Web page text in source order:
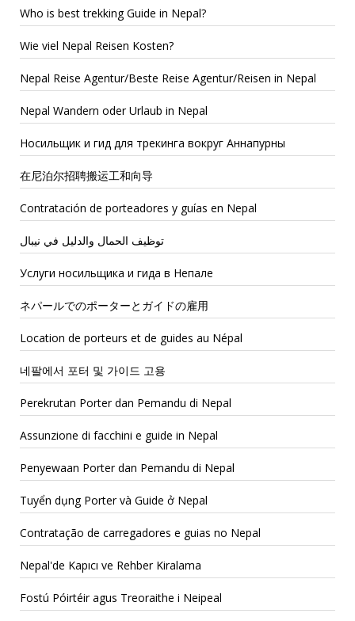
Who is best trekking Guide in Nepal?
Wie viel Nepal Reisen Kosten?
Nepal Reise Agentur/Beste Reise Agentur/Reisen in Nepal
Nepal Wandern oder Urlaub in Nepal
Носильщик и гид для трекинга вокруг Аннапурны
在尼泊尔招聘搬运工和向导
Contratación de porteadores y guías en Nepal
توظيف الحمال والدليل في نيبال
Услуги носильщика и гида в Непале
ネパールでのポーターとガイドの雇用
Location de porteurs et de guides au Népal
네팔에서 포터 및 가이드 고용
Perekrutan Porter dan Pemandu di Nepal
Assunzione di facchini e guide in Nepal
Penyewaan Porter dan Pemandu di Nepal
Tuyển dụng Porter và Guide ở Nepal
Contratação de carregadores e guias no Nepal
Nepal'de Kapıcı ve Rehber Kiralama
Fostú Póirtéir agus Treoraithe i Neipeal